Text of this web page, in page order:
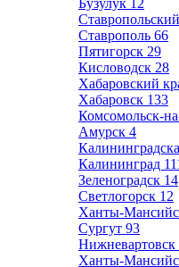
Бузулук 12
Ставрополь 66
Пятигорск 29
Кисловодск 28
Хабаровский
Хабаровск 133
Комсомольск-
Амурск 4
Калининград
Зеленоградск 14
Светлогорск 12
Ханты-
Сургут 93
Нижневартовск
Ханты-